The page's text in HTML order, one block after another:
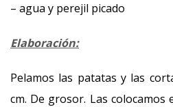
– agua y perejil picado
Elaboración:
Pelamos las patatas y las
cm. De grosor. Las colocamos